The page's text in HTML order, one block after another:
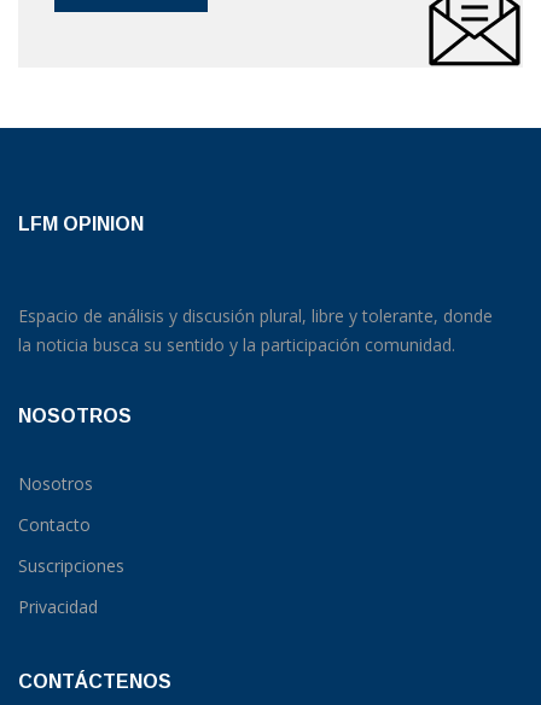
LFM OPINION
Espacio de análisis y discusión plural, libre y tolerante, donde
la noticia busca su sentido y la participación comunidad.
NOSOTROS
Nosotros
Contacto
Suscripciones
Privacidad
CONTÁCTENOS